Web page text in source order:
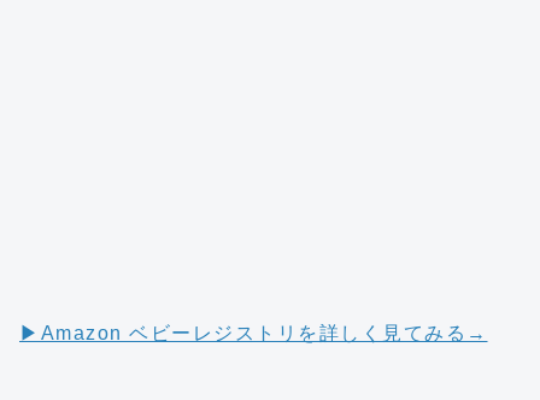
▶︎Amazon ベビーレジストリを詳しく見てみる→